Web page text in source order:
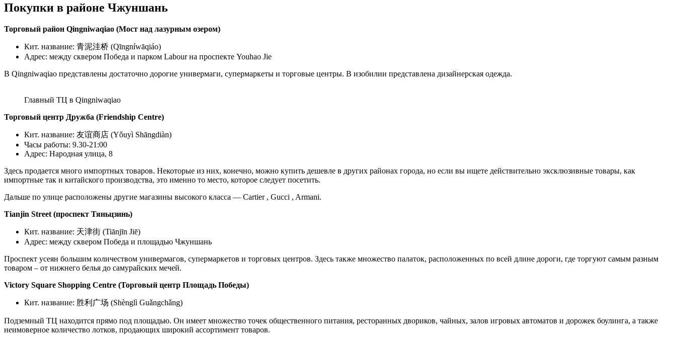
Покупки в районе Чжуншань
Торговый район Qingniwaqiao (Мост над лазурным озером)
Кит. название: 青泥洼桥 (Qīngníwāqiáo)
Адрес: между сквером Победа и парком Labour на проспекте Youhao Jie
В Qingniwaqiao представлены достаточно дорогие универмаги, супермаркеты и торговые центры. В изобилии представлена дизайнерская одежда.
Главный ТЦ в Qingniwaqiao
Торговый центр Дружба (Friendship Centre)
Кит. название: 友谊商店 (Yǒuyì Shāngdiàn)
Часы работы: 9.30-21:00
Адрес: Народная улица, 8
Здесь продается много импортных товаров. Некоторые из них, конечно, можно купить дешевле в других районах города, но если вы ищете действительно эксклюзивные товары, как
импортные так и китайского производства, это именно то место, которое следует посетить.
Дальше по улице расположены другие магазины высокого класса — Cartier , Gucci , Armani.
Tianjin Street (проспект Тяньцзинь)
Кит. название: 天津街 (Tiānjīn Jiē)
Адрес: между сквером Победа и площадью Чжуншань
Проспект усеян большим количеством универмагов, супермаркетов и торговых центров. Здесь также множество палаток, расположенных по всей длине дороги, где торгуют самым разным
товаром – от нижнего белья до самурайских мечей.
Victory Square Shopping Centre (Торговый центр Площадь Победы)
Кит. название: 胜利广场 (Shènglì Guǎngchǎng)
Подземный ТЦ находится прямо под площадью. Он имеет множество точек общественного питания, ресторанных двориков, чайных, залов игровых автоматов и дорожек боулинга, а также
неимоверное количество лотков, продающих широкий ассортимент товаров.